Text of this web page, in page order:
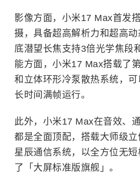
影像方面，小米17 Max首发
摄，具备超高解析力和超高动
底潜望长焦支持3倍光学焦段
能方面，小米17 Max搭载了
和立体环形冷泵散热系统，
长时间满帧运行。
此外，小米17 Max在音效、
都是全面顶配，搭载大师级
星辰通信系统，以全方位无
了「大屏标准版旗舰」。